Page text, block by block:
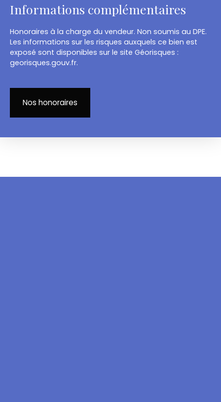
Informations complémentaires
Honoraires à la charge du vendeur. Non soumis au DPE.
Les informations sur les risques auxquels ce bien est
exposé sont disponibles sur le site Géorisques :
georisques.gouv.fr.
Nos honoraires